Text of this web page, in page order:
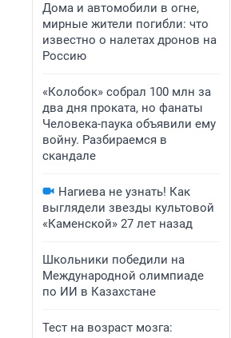
Дома и автомобили в огне,
мирные жители погибли: что
известно о налетах дронов на
Россию
«Колобок» собрал 100 млн за
два дня проката, но фанаты
Человека-паука объявили ему
войну. Разбираемся в
скандале
Нагиева не узнать! Как
выглядели звезды культовой
«Каменской» 27 лет назад
Школьники победили на
Международной олимпиаде
по ИИ в Казахстане
Тест на возраст мозга: